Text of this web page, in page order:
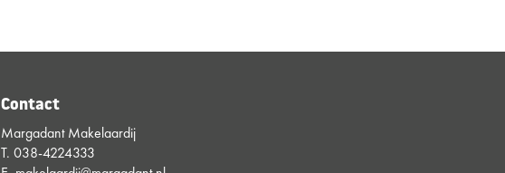
Contact
Margadant Makelaardij
T. 038-4224333